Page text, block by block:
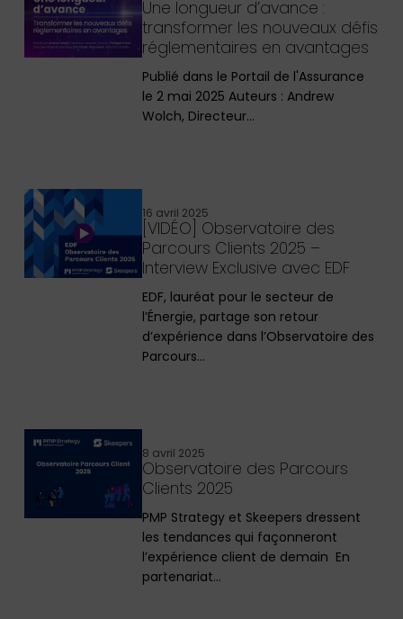
Une longueur d’avance :
transformer les nouveaux défis
réglementaires en avantages
Publié dans le Portail de l'Assurance
le 2 mai 2025 Auteurs : Andrew
Wolch, Directeur…
16 avril 2025
[VIDÉO] Observatoire des
Parcours Clients 2025 –
Interview Exclusive avec EDF
EDF, lauréat pour le secteur de
l’Énergie, partage son retour
d’expérience dans l’Observatoire des
Parcours…
8 avril 2025
Observatoire des Parcours
Clients 2025
PMP Strategy et Skeepers dressent
les tendances qui façonneront
l’expérience client de demain En
partenariat…